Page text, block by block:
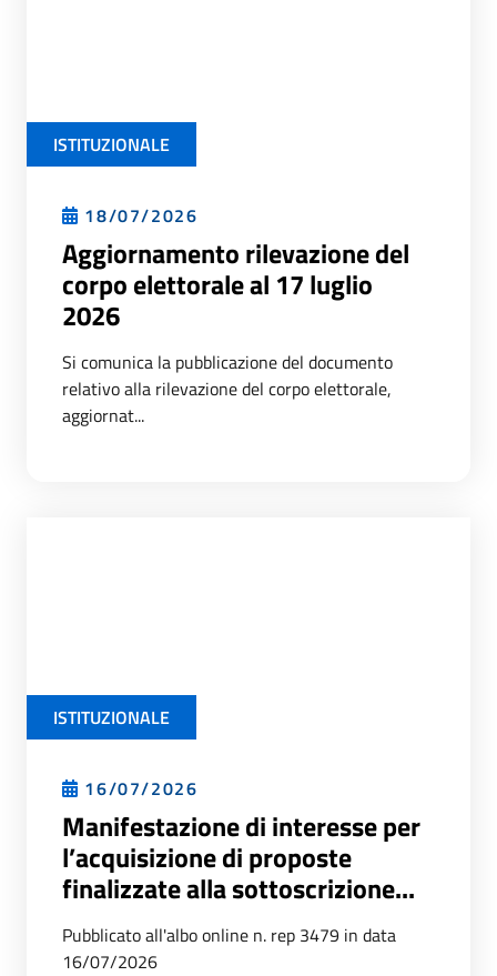
ISTITUZIONALE
18/07/2026
Aggiornamento rilevazione del
corpo elettorale al 17 luglio
2026
Si comunica la pubblicazione del documento
relativo alla rilevazione del corpo elettorale,
aggiornat...
ISTITUZIONALE
16/07/2026
Manifestazione di interesse per
l’acquisizione di proposte
finalizzate alla sottoscrizione...
Pubblicato all'albo online n. rep 3479 in data
16/07/2026